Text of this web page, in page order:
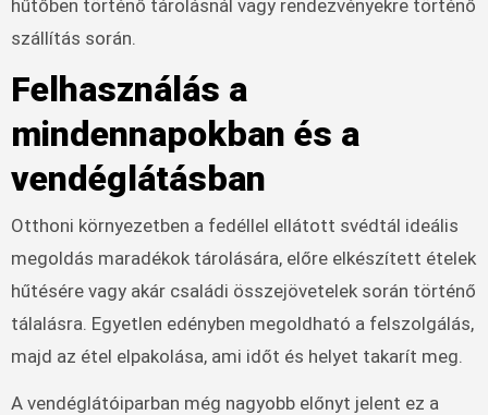
hűtőben történő tárolásnál vagy rendezvényekre történő
szállítás során.
Felhasználás a
mindennapokban és a
vendéglátásban
Otthoni környezetben a fedéllel ellátott svédtál ideális
megoldás maradékok tárolására, előre elkészített ételek
hűtésére vagy akár családi összejövetelek során történő
tálalásra. Egyetlen edényben megoldható a felszolgálás,
majd az étel elpakolása, ami időt és helyet takarít meg.
A vendéglátóiparban még nagyobb előnyt jelent ez a